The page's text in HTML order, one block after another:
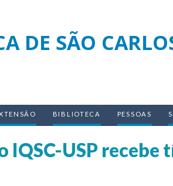
DE SÃO
BIBLIOTECA PESSOAS
IQSC-USP